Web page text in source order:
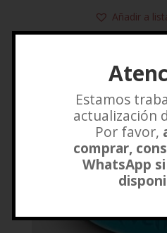
Añadir a
Estamos
actualización
Por favor,
comprar,
WhatsApp